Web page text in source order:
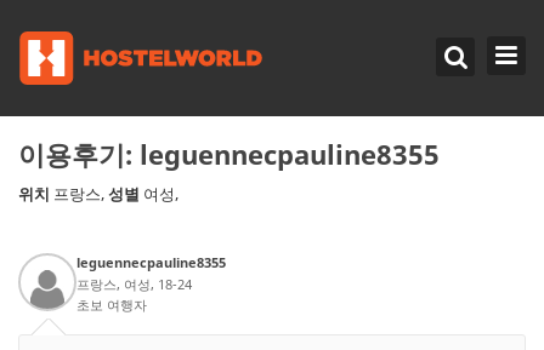
이용후기: leguennecpauline8355
위치 프랑스,성별 여성,
leguennecpauline8355
프랑스, 여성, 18-24
초보 여행자